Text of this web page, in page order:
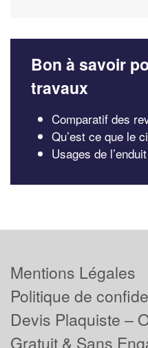
Bon à savoir
travaux
Comparatif des
Qu’est ce que le
Usages de
Mentions Légales
Politique de
Devis Plaquiste –
Gratuit & Sans